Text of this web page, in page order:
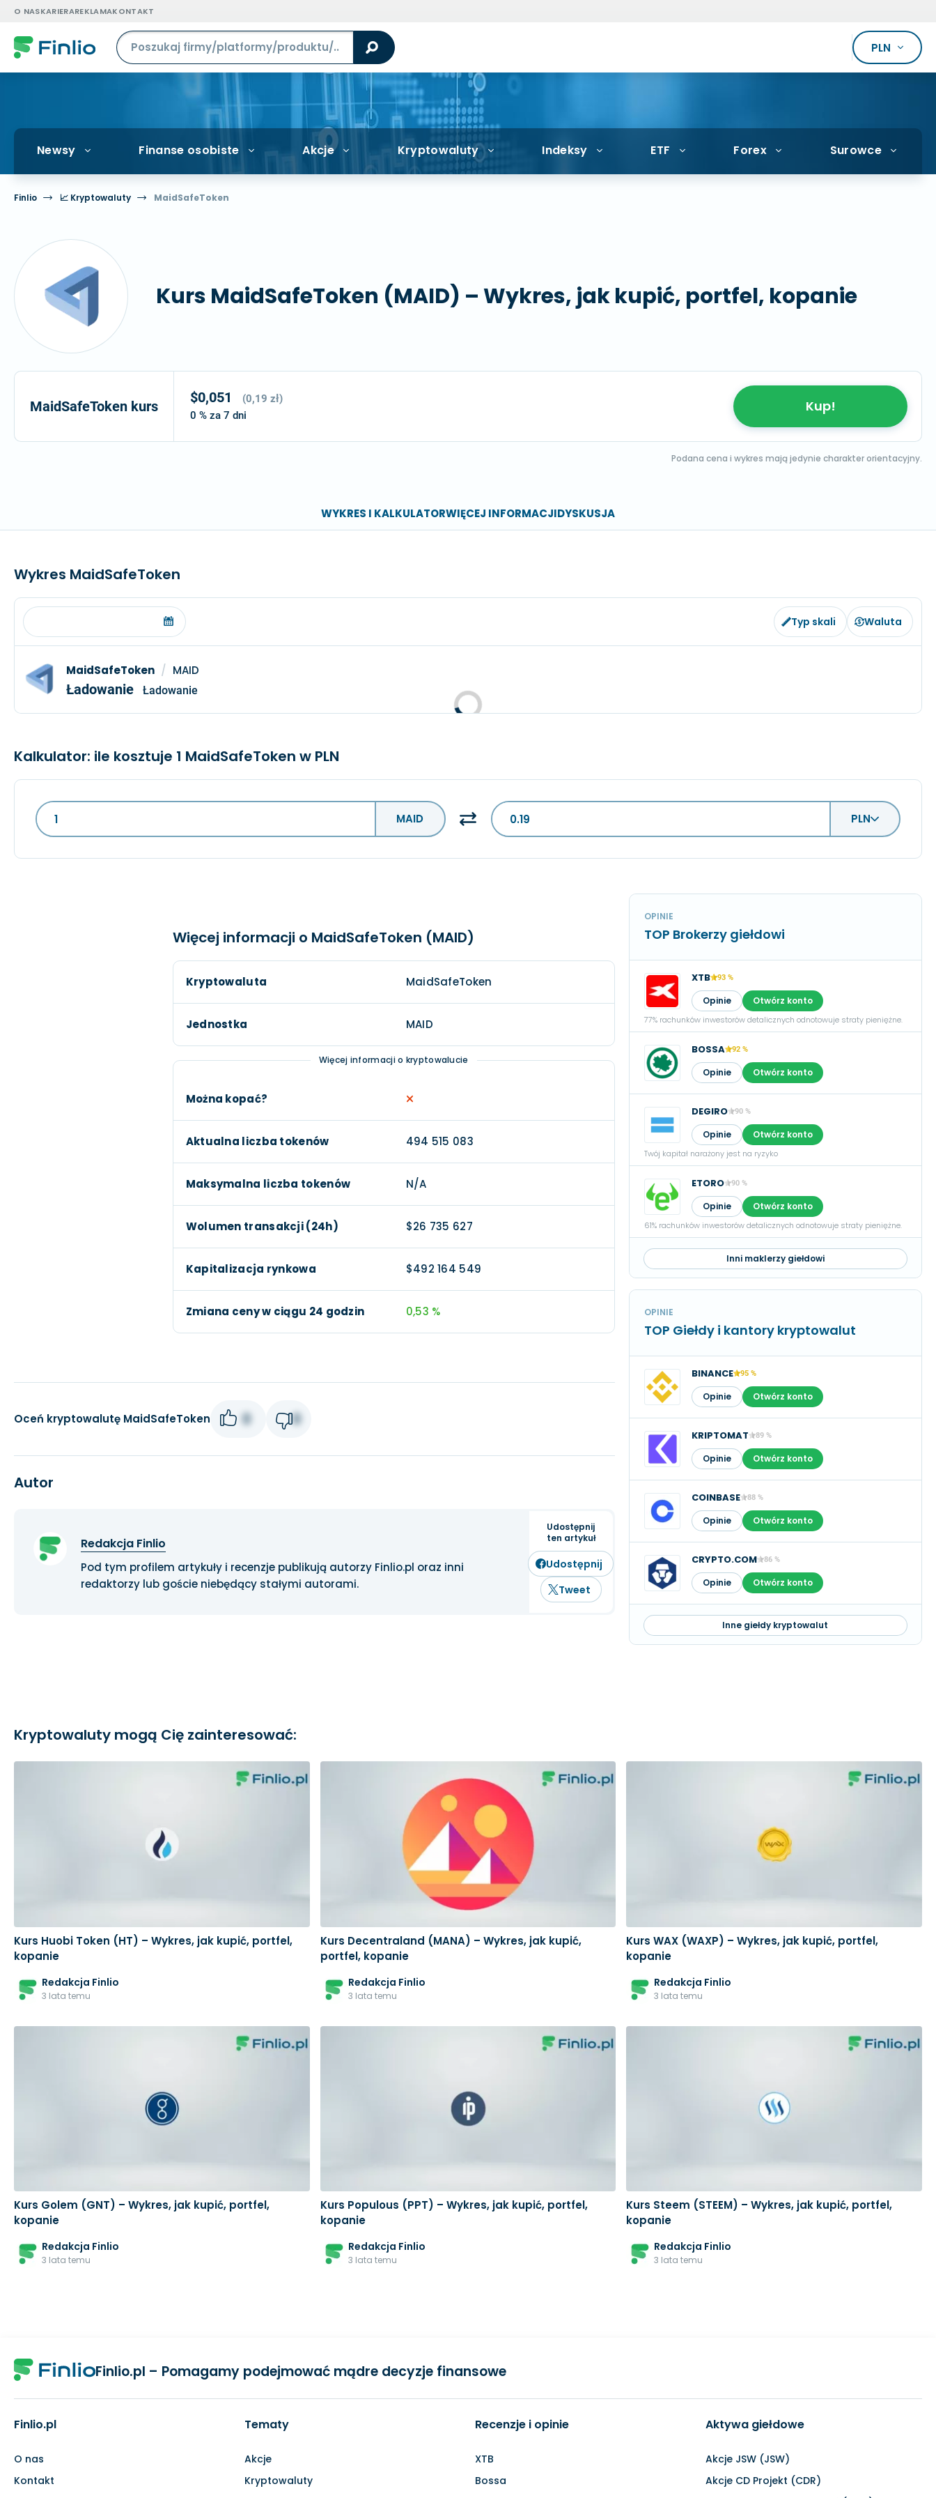
O NASKARIERAREKLAMAKONTAKT
PLN
Newsy Finanse osobiste Akcje Kryptowaluty Indeksy ETF Forex Surowce
Finlio 📈 Kryptowaluty MaidSafeToken
Kurs MaidSafeToken (MAID) – Wykres, jak kupić, portfel, kopanie
MaidSafeToken kurs
$0,051
(0,19 zł)
0 % za 7 dni
Kup!
Podana cena i wykres mają jedynie charakter orientacyjny.
WYKRES I KALKULATORWIĘCEJ INFORMACJIDYSKUSJA
Wykres MaidSafeToken
Typ skali Waluta
MaidSafeToken / MAID
Ładowanie Ładowanie
Kalkulator: ile kosztuje 1 MaidSafeToken w PLN
MAID PLN
Więcej informacji o MaidSafeToken (MAID)
Kryptowaluta MaidSafeToken
Jednostka MAID
Więcej informacji o kryptowalucie
Można kopać?
Aktualna liczba tokenów 494 515 083
Maksymalna liczba tokenów N/A
Wolumen transakcji (24h) $26 735 627
Kapitalizacja rynkowa $492 164 549
Zmiana ceny w ciągu 24 godzin 0,53 %
Oceń kryptowalutę MaidSafeToken 0 0
Autor
Redakcja Finlio
Pod tym profilem artykuły i recenzje publikują autorzy Finlio.pl oraz inni
redaktorzy lub goście niebędący stałymi autorami.
Udostępnij
ten artykuł
Udostępnij
Tweet
OPINIE
TOP Brokerzy giełdowi
XTB 93 %
Opinie Otwórz konto
77% rachunków inwestorów detalicznych odnotowuje straty pieniężne.
BOSSA 92 %
Opinie Otwórz konto
DEGIRO 90 %
Opinie Otwórz konto
Twój kapitał narażony jest na ryzyko
ETORO 90 %
Opinie Otwórz konto
61% rachunków inwestorów detalicznych odnotowuje straty pieniężne.
Inni maklerzy giełdowi
OPINIE
TOP Giełdy i kantory kryptowalut
BINANCE 95 %
Opinie Otwórz konto
KRIPTOMAT 89 %
Opinie Otwórz konto
COINBASE 88 %
Opinie Otwórz konto
CRYPTO.COM 86 %
Opinie Otwórz konto
Inne giełdy kryptowalut
Kryptowaluty mogą Cię zainteresować:
Kurs Huobi Token (HT) – Wykres, jak kupić, portfel,
kopanie
Redakcja Finlio
3 lata temu
Kurs Decentraland (MANA) – Wykres, jak kupić,
portfel, kopanie
Redakcja Finlio
3 lata temu
Kurs WAX (WAXP) – Wykres, jak kupić, portfel,
kopanie
Redakcja Finlio
3 lata temu
Kurs Golem (GNT) – Wykres, jak kupić, portfel,
kopanie
Redakcja Finlio
3 lata temu
Kurs Populous (PPT) – Wykres, jak kupić, portfel,
kopanie
Redakcja Finlio
3 lata temu
Kurs Steem (STEEM) – Wykres, jak kupić, portfel,
kopanie
Redakcja Finlio
3 lata temu
Finlio.pl – Pomagamy podejmować mądre decyzje finansowe
Finlio.pl
O nas
Kontakt
Tematy
Akcje
Kryptowaluty
Recenzje i opinie
XTB
Bossa
Aktywa giełdowe
Akcje JSW (JSW)
Akcje CD Projekt (CDR)